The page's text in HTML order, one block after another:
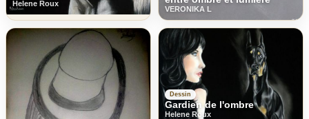
Helene Roux
VERONIKA L
Dessin
Gardien de l'ombre
Helene Roux